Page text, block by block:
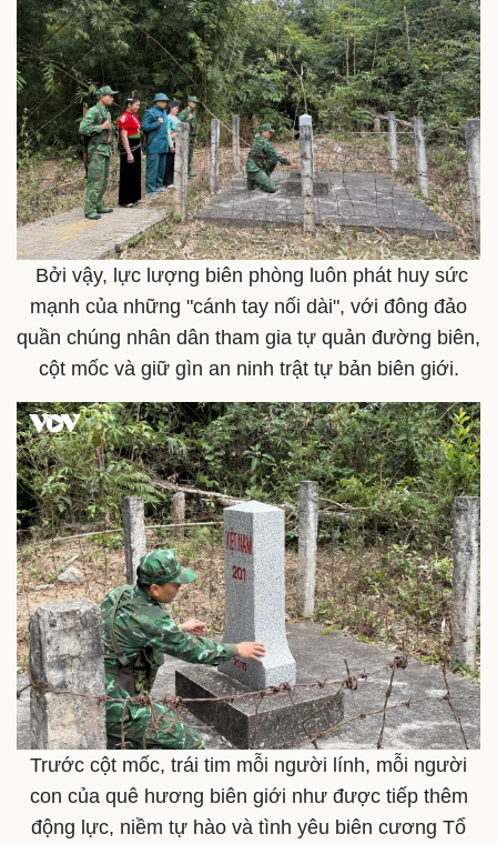
Doanh nghiệp
Thông tin doanh nghiệp
Doanh nghiệp 24h
Doanh nhân
Vì cộng đồng
Công nghệ
Sành điệu
Tin Công nghệ
Trải nghiệm
Chuyển đổi số
Bởi vậy, lực lượng biên phòng luôn phát huy sức
mạnh của những "cánh tay nối dài", với đông đảo
quần chúng nhân dân tham gia tự quản đường biên,
cột mốc và giữ gìn an ninh trật tự bản biên giới.
Trước cột mốc, trái tim mỗi người lính, mỗi người
con của quê hương biên giới như được tiếp thêm
động lực, niềm tự hào và tình yêu biên cương Tổ